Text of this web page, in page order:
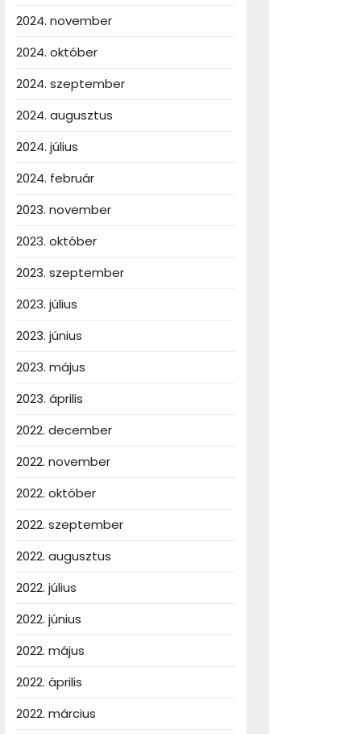
2024. november
2024. október
2024. szeptember
2024. augusztus
2024. július
2024. február
2023. november
2023. október
2023. szeptember
2023. július
2023. június
2023. május
2023. április
2022. december
2022. november
2022. október
2022. szeptember
2022. augusztus
2022. július
2022. június
2022. május
2022. április
2022. március